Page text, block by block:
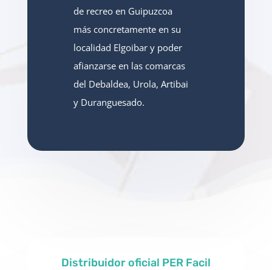
de recreo en Guipuzcoa
más concretamente en su
localidad Elgoibar y poder
afianzarse en las comarcas
del Debaldea, Urola, Artibai
y Duranguesado.
Distribuidor oficial PER Facil